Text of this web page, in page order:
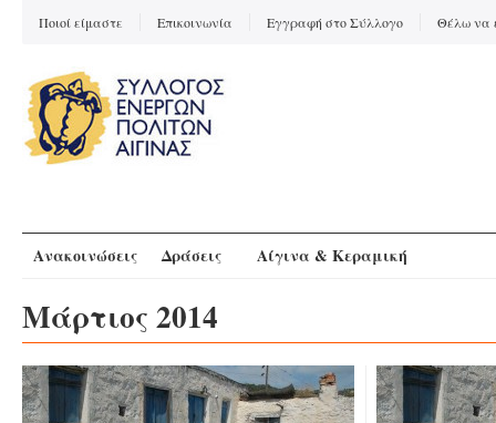
Ποιοί είμαστε Επικοινωνία Εγγραφή στο Σύλλογο Θέλω να
Ανακοινώσεις Δράσεις Αίγινα & Κεραμική
Μάρτιος 2014